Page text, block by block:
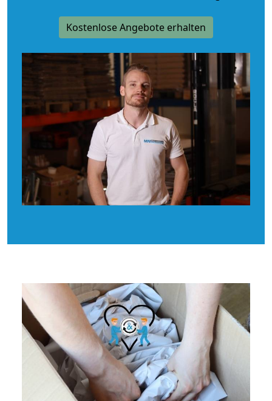
Kostenlose Angebote erhalten